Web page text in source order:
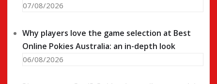
07/08/2026
Why players love the game selection at Best
Online Pokies Australia: an in-depth look
06/08/2026